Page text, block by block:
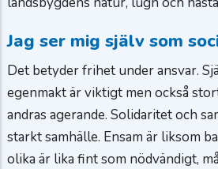
Jag ser mig själv som
Det betyder frihet under ansvar.
egenmakt är viktigt men också
andras agerande. Solidaritet och
starkt samhälle. Ensam är liksom
olika är lika fint som nödvändigt,